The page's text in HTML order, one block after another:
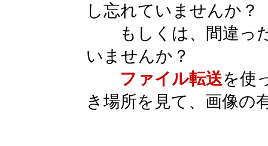
し忘れていませんか？
もしくは、間違った
いませんか？
ファイル転送を使
き場所を見て、画像の